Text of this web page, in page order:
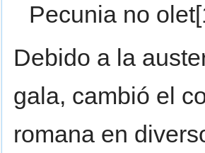
Pecunia no
Debido a la
gala, cambió el
romana en